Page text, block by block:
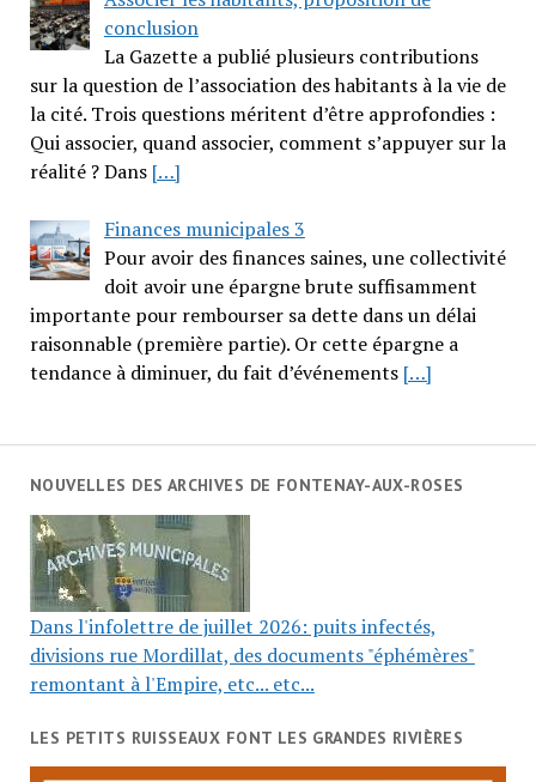
conclusion
La Gazette a publié plusieurs contributions
sur la question de l’association des habitants à la vie de
la cité. Trois questions méritent d’être approfondies :
Qui associer, quand associer, comment s’appuyer sur la
réalité ? Dans […]
Finances municipales 3
Pour avoir des finances saines, une collectivité
doit avoir une épargne brute suffisamment
importante pour rembourser sa dette dans un délai
raisonnable (première partie). Or cette épargne a
tendance à diminuer, du fait d’événements […]
NOUVELLES DES ARCHIVES DE FONTENAY-AUX-ROSES
Dans l'infolettre de juillet 2026: puits infectés,
divisions rue Mordillat, des documents "éphémères"
remontant à l'Empire, etc... etc...
LES PETITS RUISSEAUX FONT LES GRANDES RIVIÈRES